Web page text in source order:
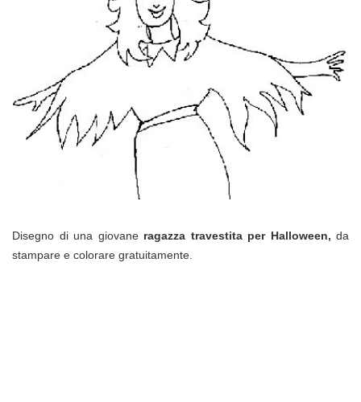
Disegno di una giovane ragazza travestita per Halloween, da
stampare e colorare gratuitamente.